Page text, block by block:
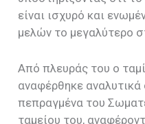
είναι ισχυρό και
μελών το μεγαλύτερο
Από πλευράς του ο
αναφέρθηκε αναλυτικά
πεπραγμένα του
ταμείου του,